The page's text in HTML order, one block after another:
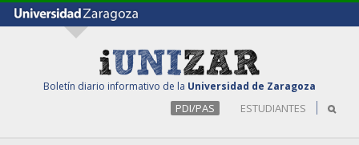
Boletín diario informativo de la Universidad de Zaragoza
PDI/PAS ESTUDIANTES